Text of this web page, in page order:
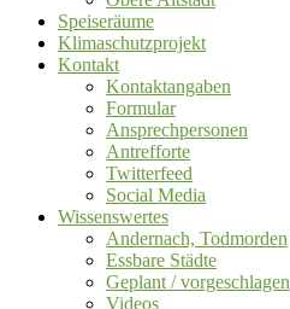
Speiseräume
Klimaschutzprojekt
Kontakt
Kontaktangaben
Formular
Ansprechpersonen
Antrefforte
Twitterfeed
Social Media
Wissenswertes
Andernach, Todmorden
Essbare Städte
Geplant / vorgeschlagen
Videos